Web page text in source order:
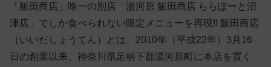
「飯田商店」唯一の別店「湯河原 飯田商店 ららぽーと沼
津店」でしか食べられない限定メニューを再現!! 飯田商店
（いいだしょうてん）とは、2010年（平成22年）3月16
日の創業以来、神奈川県足柄下郡湯河原町に本店を置く